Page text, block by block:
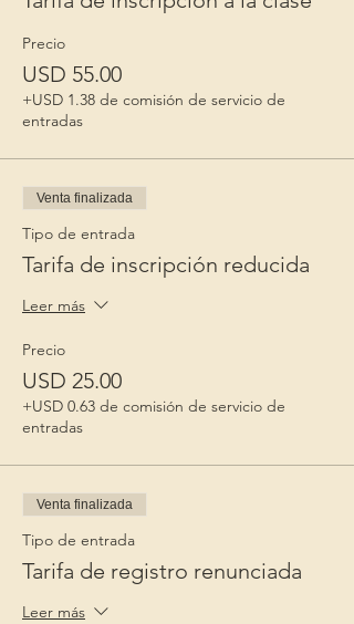
Precio
USD 55.00
+USD 1.38 de comisión de servicio de
entradas
Venta finalizada
Tipo de entrada
Tarifa de inscripción reducida
Leer más
Precio
USD 25.00
+USD 0.63 de comisión de servicio de
entradas
Venta finalizada
Tipo de entrada
Tarifa de registro renunciada
Leer más